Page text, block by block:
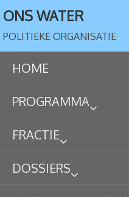
ONS WATER
POLITIEKE ORGANISATIE
HOME
PROGRAMMA
FRACTIE
DOSSIERS